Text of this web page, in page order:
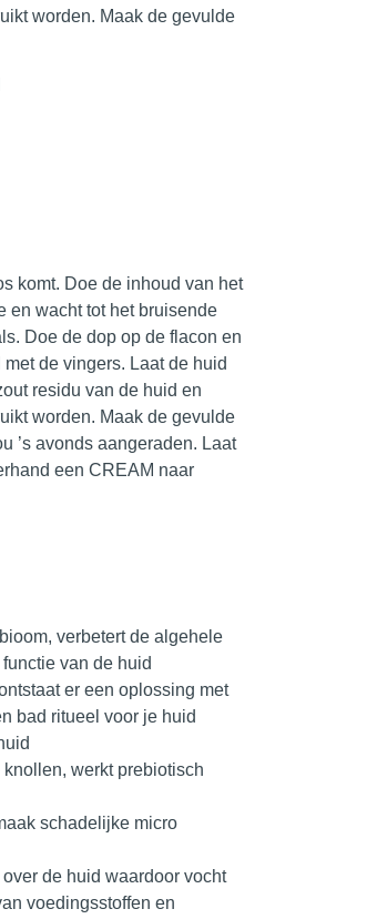
worden. Maak de gevulde
komt. Doe de inhoud van het
en wacht tot het bruisende
Doe de dop op de flacon en
de vingers. Laat de huid
residu van de huid en
worden. Maak de gevulde
’s avonds aangeraden. Laat
een CREAM naar
verbetert de algehele
van de huid
er een oplossing met
bad ritueel voor je huid
werkt prebiotisch
schadelijke micro
de huid waardoor vocht
voedingsstoffen en